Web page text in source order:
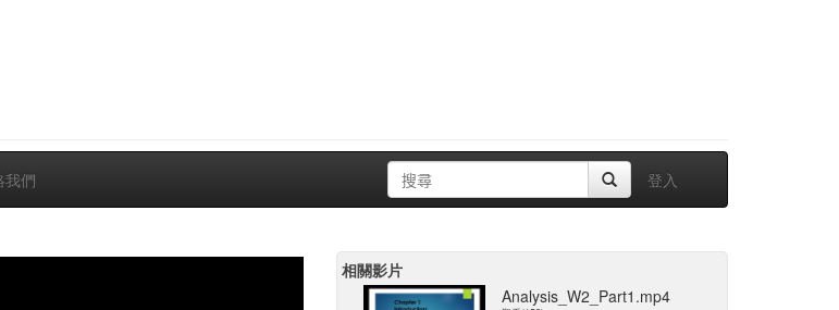
我們 登入
相關影片
Analysis_W2_Part1.mp4